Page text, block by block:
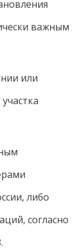
важным
или
либо
согласно